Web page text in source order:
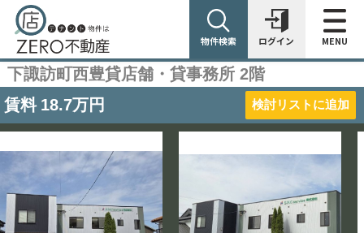
物件検索 ログイン MENU
下諏訪町西豊貸店舗・貸事務所 2階
賃料 18.7万円 検討リストに追加